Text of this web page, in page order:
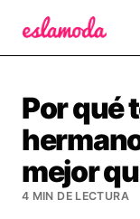
Por qué
mejor
4 MIN DE LECTURA